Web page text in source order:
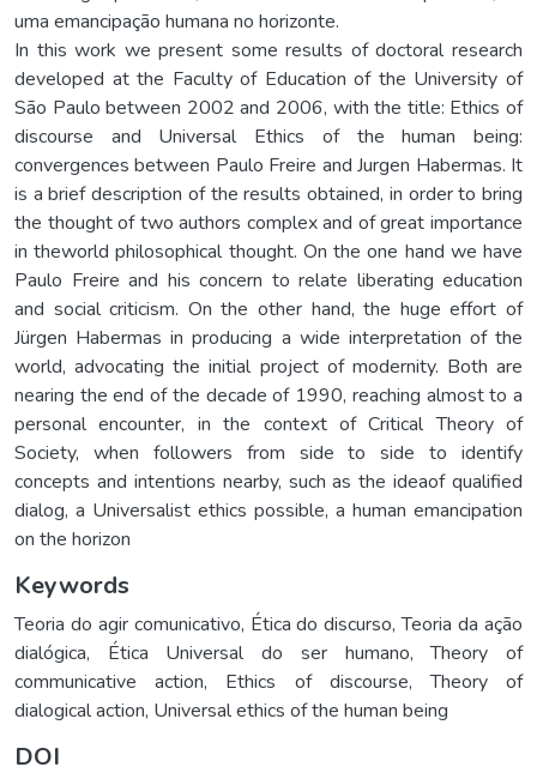
uma emancipação humana no horizonte.
In this work we present some results of doctoral research
developed at the Faculty of Education of the University of
São Paulo between 2002 and 2006, with the title: Ethics of
discourse and Universal Ethics of the human being:
convergences between Paulo Freire and Jurgen Habermas. It
is a brief description of the results obtained, in order to bring
the thought of two authors complex and of great importance
in theworld philosophical thought. On the one hand we have
Paulo Freire and his concern to relate liberating education
and social criticism. On the other hand, the huge effort of
Jürgen Habermas in producing a wide interpretation of the
world, advocating the initial project of modernity. Both are
nearing the end of the decade of 1990, reaching almost to a
personal encounter, in the context of Critical Theory of
Society, when followers from side to side to identify
concepts and intentions nearby, such as the ideaof qualified
dialog, a Universalist ethics possible, a human emancipation
on the horizon
Keywords
Teoria do agir comunicativo, Ética do discurso,Teoria da ação
dialógica, Ética Universal do ser humano,Theory of
communicative action, Ethics of discourse,Theory of
dialogical action, Universal ethics of the human being
DOI